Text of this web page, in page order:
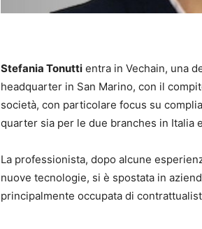
Stefania Tonutti entra in Vechain, una
headquarter in San Marino, con il
società, con particolare focus su
quarter sia per le due branches in Italia
La professionista, dopo alcune
nuove tecnologie, si è spostata in
principalmente occupata di